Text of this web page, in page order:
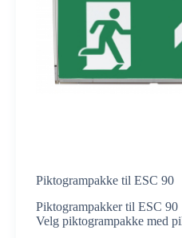
Piktogrampakke til ESC 90
Piktogrampakker til ESC 90
Velg piktogrampakke med